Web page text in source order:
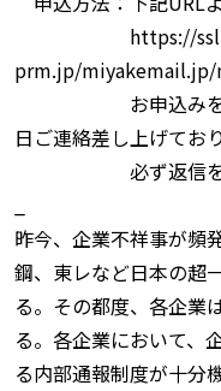
https://
prm.jp/
お申込みを受け
日ご連絡差し上げてお
必ず返信をご確
昨今、企業不祥事が頻
鋼、東レなど日本の超
る。その都度、各企業
る。各企業において、
る内部通報制度が十分